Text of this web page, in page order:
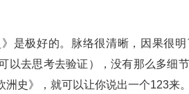
是极好的。脉络很清晰，因果很
以去思考去验证），没有那么多细
史》，就可以让你说出一个123来。